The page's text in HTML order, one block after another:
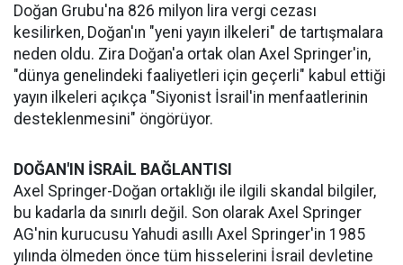
Doğan Grubu'na 826 milyon lira vergi cezası
kesilirken, Doğan'ın "yeni yayın ilkeleri" de tartışmalara
neden oldu. Zira Doğan'a ortak olan Axel Springer'in,
"dünya genelindeki faaliyetleri için geçerli" kabul ettiği
yayın ilkeleri açıkça "Siyonist İsrail'in menfaatlerinin
desteklenmesini" öngörüyor.
DOĞAN'IN İSRAİL BAĞLANTISI
Axel Springer-Doğan ortaklığı ile ilgili skandal bilgiler,
bu kadarla da sınırlı değil. Son olarak Axel Springer
AG'nin kurucusu Yahudi asıllı Axel Springer'in 1985
yılında ölmeden önce tüm hisselerini İsrail devletine